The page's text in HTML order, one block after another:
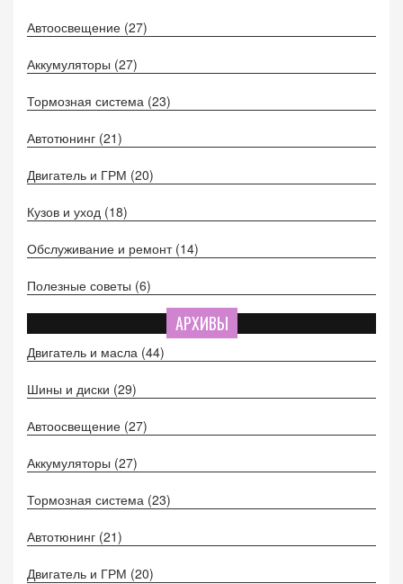
Автоосвещение (27)
Аккумуляторы (27)
Тормозная система (23)
Автотюнинг (21)
Двигатель и ГРМ (20)
Кузов и уход (18)
Обслуживание и ремонт (14)
Полезные советы (6)
АРХИВЫ
Двигатель и масла (44)
Шины и диски (29)
Автоосвещение (27)
Аккумуляторы (27)
Тормозная система (23)
Автотюнинг (21)
Двигатель и ГРМ (20)